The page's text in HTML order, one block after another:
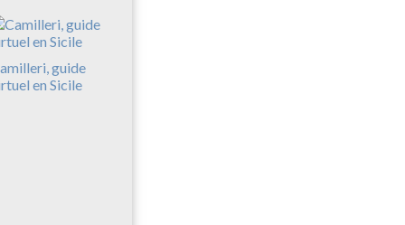
guide
en Sicile